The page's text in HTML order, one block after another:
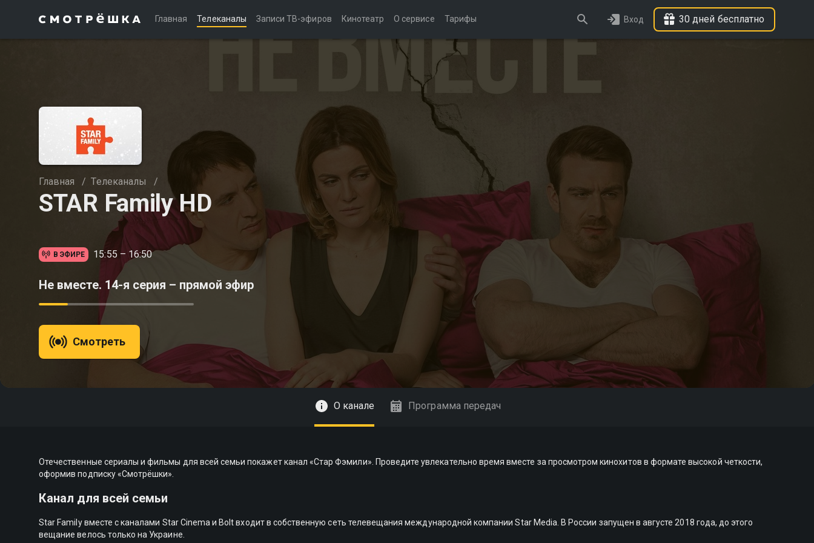
Главная Телеканалы Записи ТВ-эфиров Кинотеатр О сервисе Тарифы Вход 30 дней бесплатно
Главная / Телеканалы /
STAR Family HD
В ЭФИРЕ 15:55 – 16:50
Не вместе. 14-я серия – прямой эфир
Смотреть
О канале Программа передач
Отечественные сериалы и фильмы для всей семьи покажет канал «Стар Фэмили». Проведите увлекательно время вместе за просмотром кинохитов в формате высокой четкости,
оформив подписку «Смотрёшки».
Канал для всей семьи
Star Family вместе с каналами Star Cinema и Bolt входит в собственную сеть телевещания международной компании Star Media. В России запущен в августе 2018 года, до этого
вещание велось только на Украине.